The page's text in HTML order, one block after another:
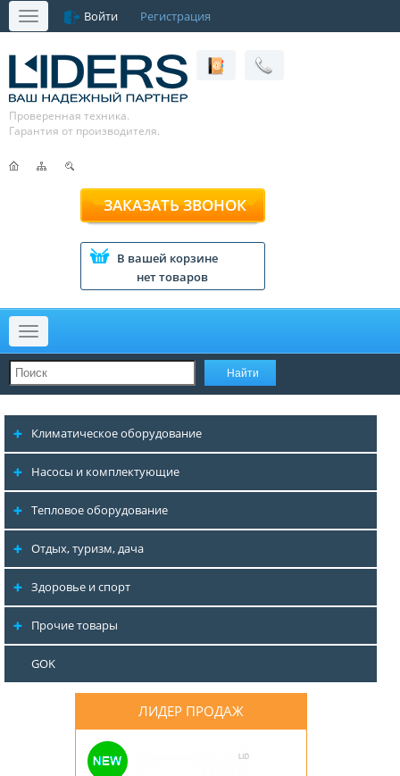
Меню Войти Регистрация
Проверенная техника.
Гарантия от производителя.
ЗАКАЗАТЬ ЗВОНОК
В вашей корзине
нет товаров
Меню
Климатическое оборудование
Насосы и комплектующие
Тепловое оборудование
Отдых, туризм, дача
Здоровье и спорт
Прочие товары
GOK
ЛИДЕР ПРОДАЖ